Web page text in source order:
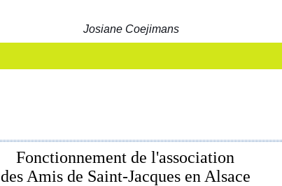
Josiane Coejimans
Fonctionnement de l'association
des Amis de Saint-Jacques en Alsace